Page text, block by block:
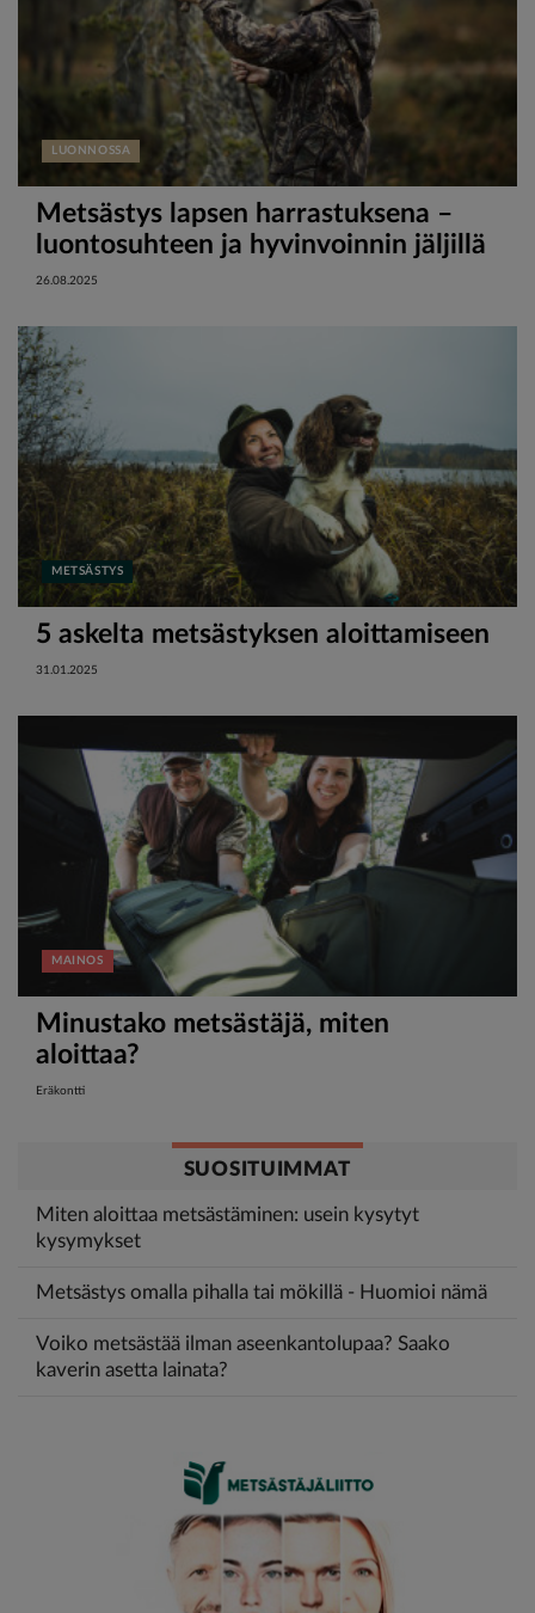
LUONNOSSA
Metsästys lapsen harrastuksena –
luontosuhteen ja hyvinvoinnin jäljillä
26.08.2025
METSÄSTYS
5 askelta metsästyksen aloittamiseen
31.01.2025
MAINOS
Minustako metsästäjä, miten
aloittaa?
Eräkontti
SUOSITUIMMAT
Miten aloittaa metsästäminen: usein kysytyt
kysymykset
Metsästys omalla pihalla tai mökillä - Huomioi nämä
Voiko metsästää ilman aseenkantolupaa? Saako
kaverin asetta lainata?